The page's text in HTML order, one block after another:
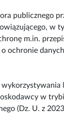
publicznego
w
m.in.
ochronie
w
(Dz. U. z